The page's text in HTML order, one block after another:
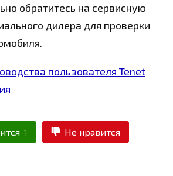
обратитесь на сервисную
дилера для проверки
пользователя Tenet
1 Не нравится